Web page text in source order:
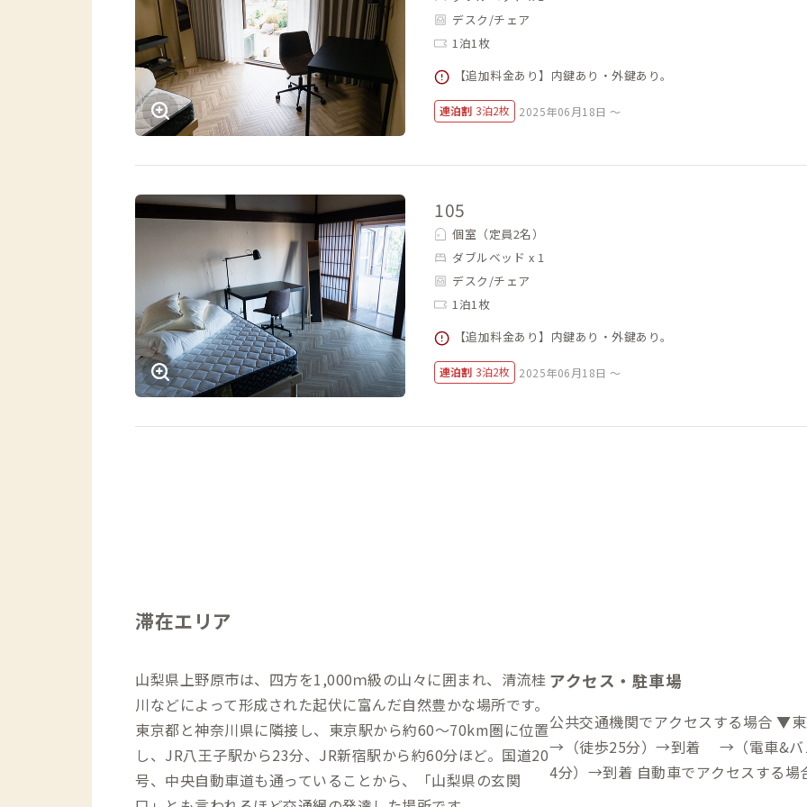
デスク/チェア
1泊1枚
【追加料金あり】内鍵あり・外鍵あり。
連泊割 3泊2枚 2025年06月18日 ～
105
個室（定員2名）
ダブルベッド x 1
デスク/チェア
1泊1枚
【追加料金あり】内鍵あり・外鍵あり。
連泊割 3泊2枚 2025年06月18日 ～
滞在エリア
山梨県上野原市は、四方を1,000ｍ級の山々に囲まれ、清流桂
川などによって形成された起伏に富んだ自然豊かな場所です。
東京都と神奈川県に隣接し、東京駅から約60～70km圏に位置
し、JR八王子駅から23分、JR新宿駅から約60分ほど。国道20
号、中央自動車道も通っていることから、「山梨県の玄関
アクセス・駐車場
公共交通機関でアクセスする場合 ▼東京駅から →（電車85分）→上野原駅
→（徒歩25分）→到着 →（電車&バ
4分）→到着 自動車でアクセスする場合 ▼東京駅から →（一般道&高速道路